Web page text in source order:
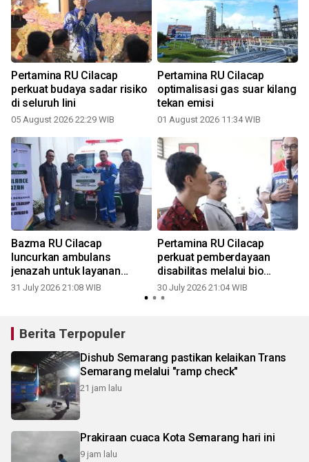
Pertamina RU Cilacap
perkuat budaya sadar risiko
di seluruh lini
05 August 2026 22:29 WIB
Pertamina RU Cilacap
optimalisasi gas suar kilang
tekan emisi
01 August 2026 11:34 WIB
Bazma RU Cilacap
luncurkan ambulans
jenazah untuk layanan
sosial
31 July 2026 21:08 WIB
Pertamina RU Cilacap
perkuat pemberdayaan
disabilitas melalui bio
leather
30 July 2026 21:04 WIB
Berita Terpopuler
Dishub Semarang pastikan kelaikan Trans
Semarang melalui "ramp check"
21 jam lalu
Prakiraan cuaca Kota Semarang hari ini
9 jam lalu